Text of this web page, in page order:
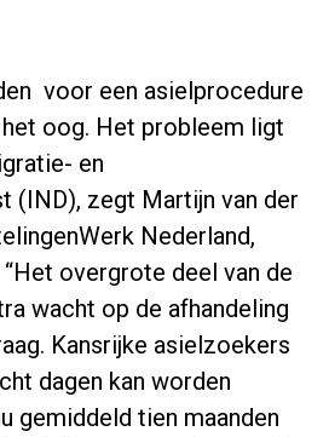
voor een asielprocedure
oog. Het probleem ligt
en
(IND), zegt Martijn van der
Nederland,
“Het overgrote deel van de
wacht op de afhandeling
Kansrijke asielzoekers
dagen kan worden
gemiddeld tien maanden